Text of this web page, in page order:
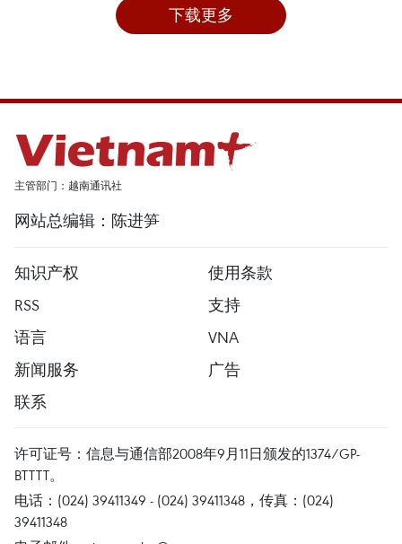
下载更多
主管部门：越南通讯社
网站总编辑：陈进笋
知识产权
使用条款
RSS
支持
语言
VNA
新闻服务
广告
联系
许可证号：信息与通信部2008年9月11日颁发的1374/GP-
BTTTT。
电话：(024) 39411349 - (024) 39411348，传真：(024)
39411348